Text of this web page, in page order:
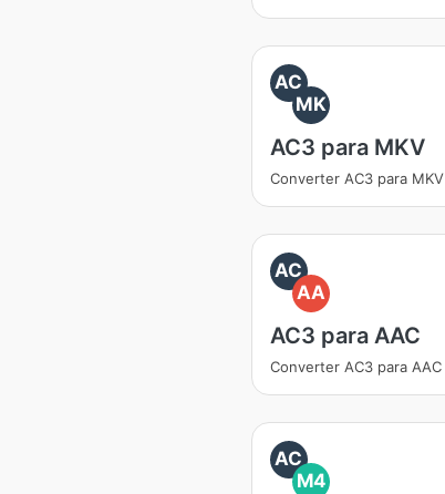
AC
MK
AC3 para MKV
Converter AC3 para MKV
AC
AA
AC3 para AAC
Converter AC3 para AAC
AC
M4